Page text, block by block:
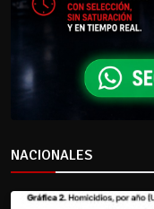
NACIONALES